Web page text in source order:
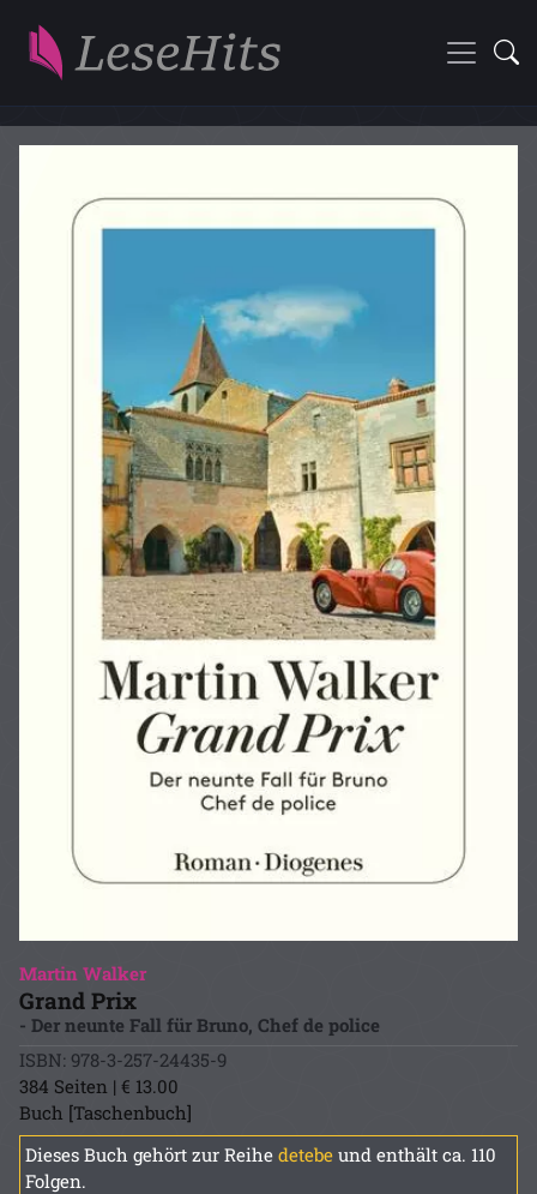
Martin Walker
Grand Prix
- Der neunte Fall für Bruno, Chef de police
ISBN: 978-3-257-24435-9
384 Seiten | € 13.00
Buch [Taschenbuch]
Dieses Buch gehört zur Reihe detebe und enthält ca. 110
Folgen.